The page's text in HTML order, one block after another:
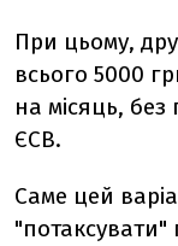
При цьому,
всього 5000
на місяць, без
ЄСВ.
Саме цей
"потаксувати"